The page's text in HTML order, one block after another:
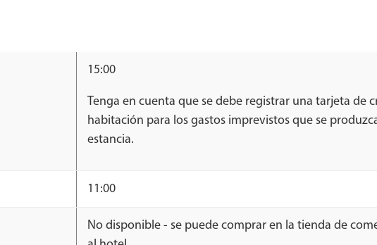
15:00
Tenga en cuenta que se debe registrar una tarjeta de
habitación para los gastos imprevistos que se
estancia.
11:00
No disponible - se puede comprar en la tienda de